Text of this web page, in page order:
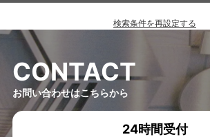
検索条件を再設定する
CONTACT
お問い合わせはこちらから
24時間受付